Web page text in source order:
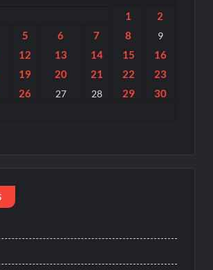
1 2
5 6 7 8 9
12 13 14 15
16
19 20 21 22
23
26 27 28 29 30